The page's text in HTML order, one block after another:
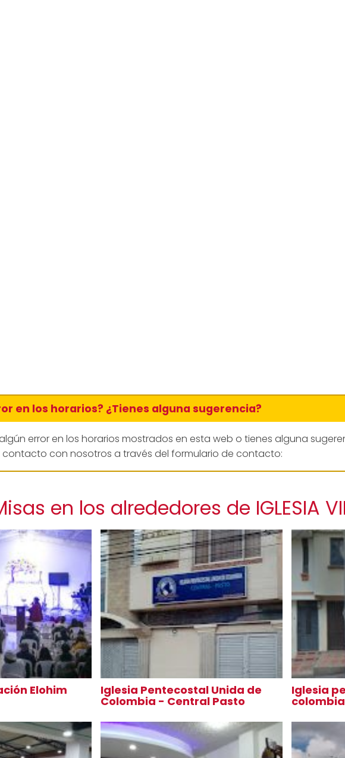
en los horarios? ¿Tienes alguna sugerencia?
error en los horarios mostrados en esta web o tienes alguna
con nosotros a través del formulario de contacto:
en los alrededores de IGLESIA
Elohim Iglesia Pentecostal Unida de
Colombia - Central Pasto
Iglesia